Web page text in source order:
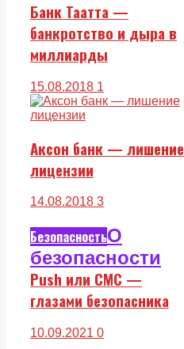
Банк Таатта —
банкротство и дыра в
миллиарды
15.08.2018 1
Аксон банк — лишение
лицензии
14.08.2018 3
БезопасностьО
безопасности
Push или СМС —
глазами безопасника
10.09.2021 0